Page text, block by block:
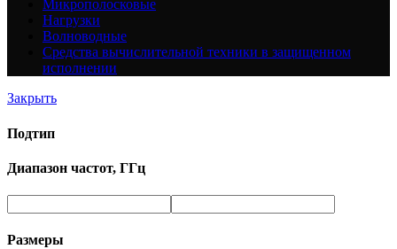
Микрополосковые
Нагрузки
Волноводные
Средства вычислительной техники в защищенном
исполнении
Закрыть
Подтип
Диапазон частот, ГГц
Размеры